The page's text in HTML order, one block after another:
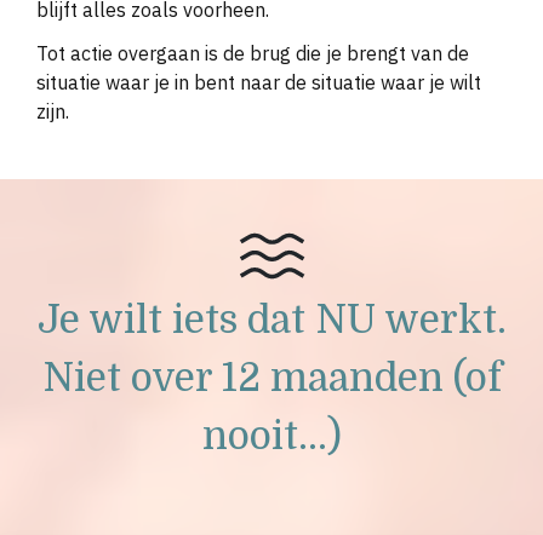
blijft alles zoals voorheen.
Tot actie overgaan is de brug die je brengt van de
situatie waar je in bent naar de situatie waar je wilt
zijn.
Je wilt iets dat NU werkt.
Niet over 12 maanden (of
nooit...)